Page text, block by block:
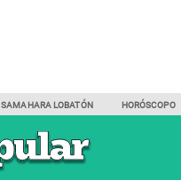
SAMAHARA LOBATÓN HORÓSCOPO